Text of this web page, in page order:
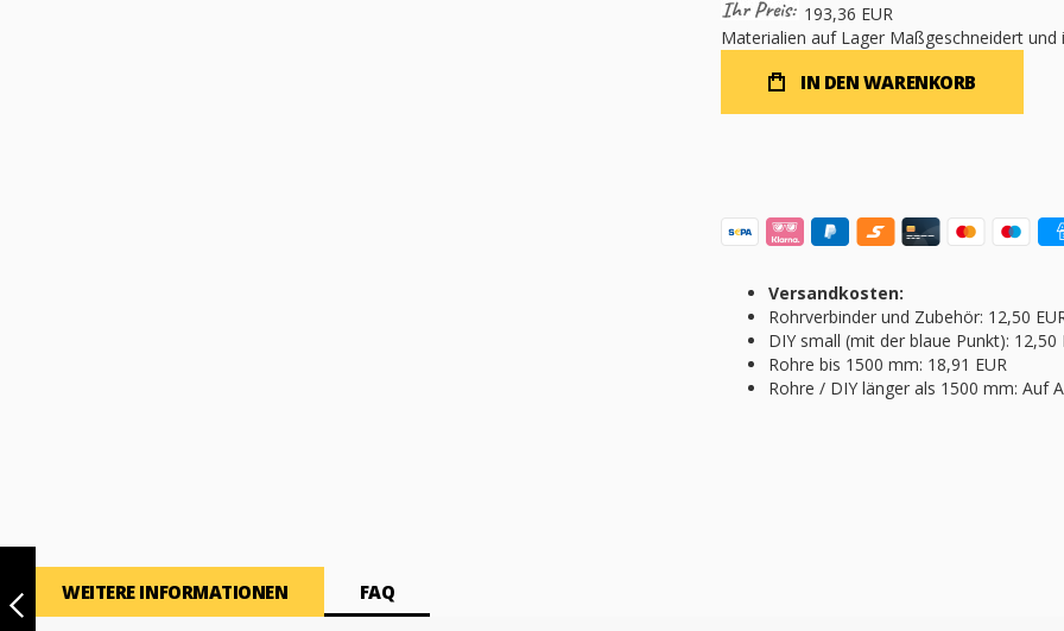
| STAHL 33,7 MM
| FREISTEHEND |
193,36 EUR
Materialien auf Lager Maßgeschneidert und
IN DEN WARENKORB
Versandkosten:
Rohrverbinder und Zubehör: 12,50
DIY small (mit der blaue Punkt): 12,50
Rohre bis 1500 mm: 18,91 EUR
Rohre / DIY länger als 1500 mm: Auf
WEITERE INFORMATIONEN FAQ